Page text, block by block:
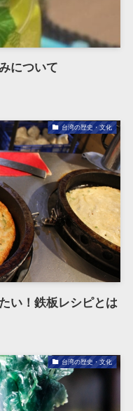
について
台湾の歴史・文化
い！鉄板レシピとは
台湾の歴史・文化